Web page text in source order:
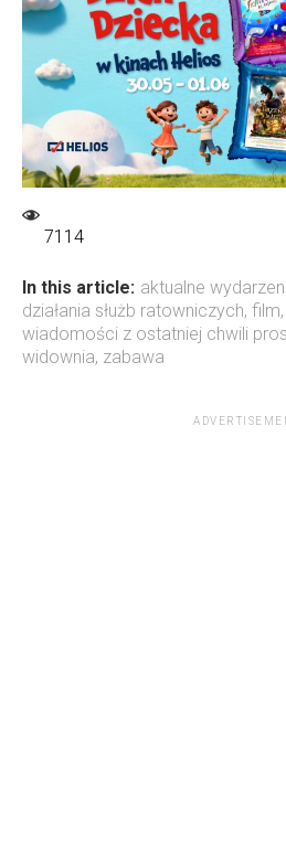
7114
In this article: aktualne
działania służb ratowniczych, film,
wiadomości z ostatniej chwili
widownia, zabawa